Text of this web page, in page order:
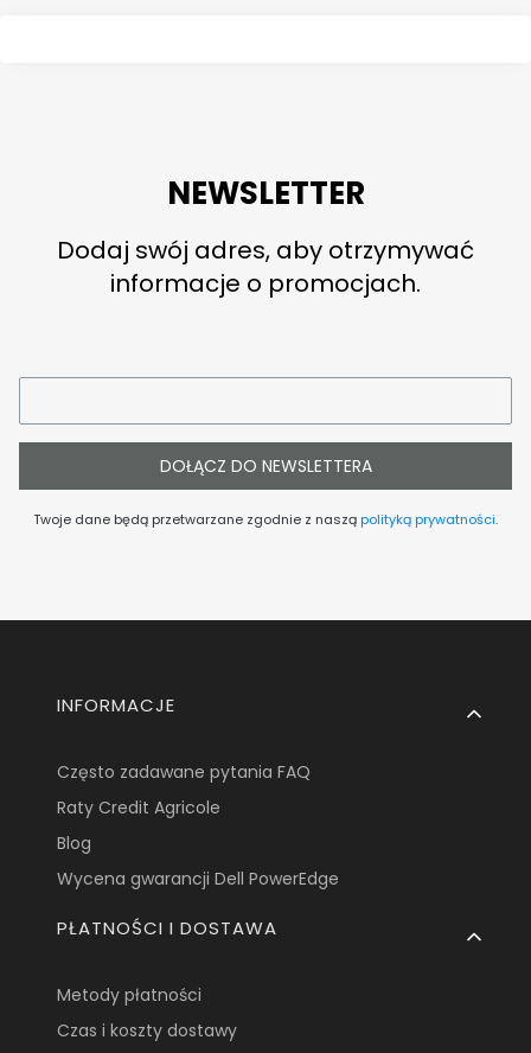
NEWSLETTER
Dodaj swój adres, aby otrzymywać
informacje o promocjach.
DOŁĄCZ DO NEWSLETTERA
Twoje dane będą przetwarzane zgodnie z nasząpolityką prywatności.
Linki w stopce
INFORMACJE
Często zadawane pytania FAQ
Raty Credit Agricole
Blog
Wycena gwarancji Dell PowerEdge
PŁATNOŚCI I DOSTAWA
Metody płatności
Czas i koszty dostawy